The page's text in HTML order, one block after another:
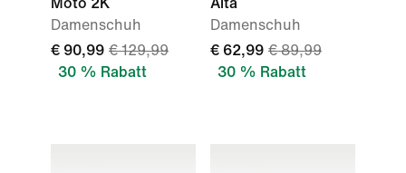
Moto 2K
Damenschuh
€ 90,99 € 129,99
30 % Rabatt
Alta
Damenschuh
€ 62,99 € 89,99
30 % Rabatt